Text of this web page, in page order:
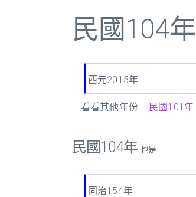
民國104年
西元2015年
看看其他年份: 民國101年
民國104年 也是...
同治154年